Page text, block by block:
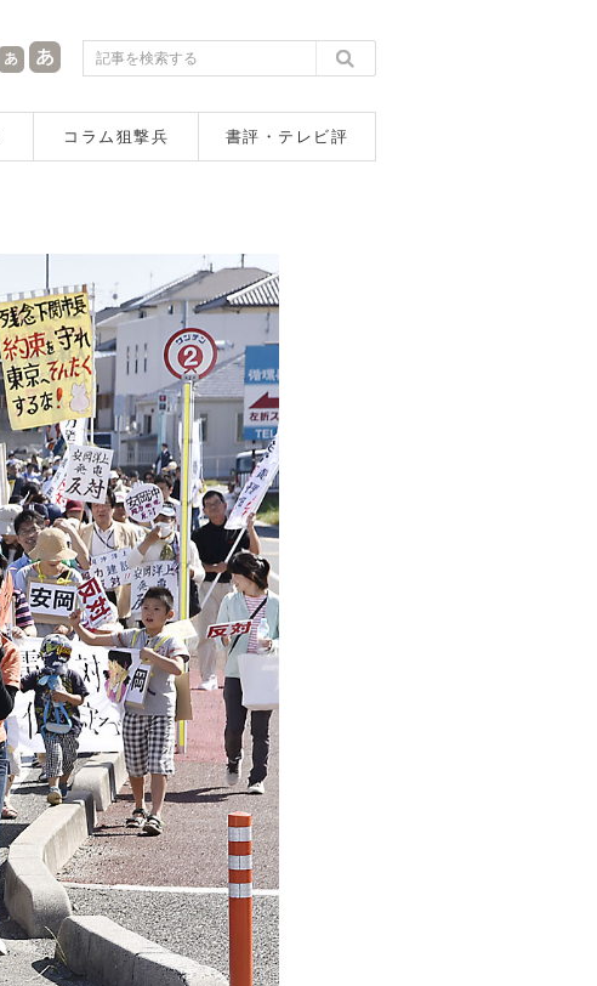
コラム狙撃兵 書評・テレビ評